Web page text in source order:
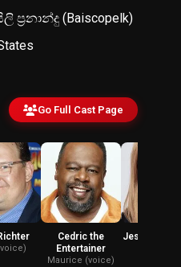
ප්‍රනාන්දු (Baiscopelk)
Go Full Cast Page
Cedric the
Entertainer
Maurice (voice)
Jessica